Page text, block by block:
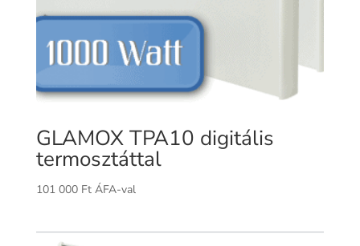
GLAMOX TPA10 digitális
termosztáttal
101 000 Ft ÁFA-val